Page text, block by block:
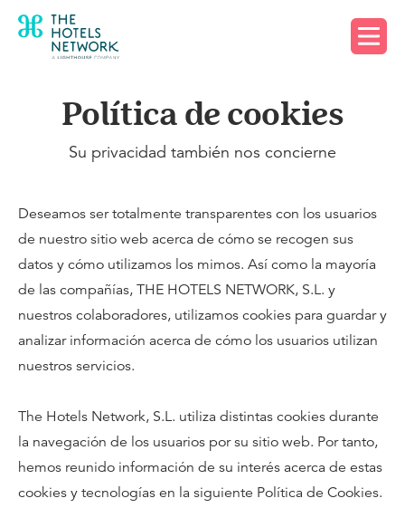
Política de cookies
Su privacidad también nos concierne
Deseamos ser totalmente transparentes con los usuarios
de nuestro sitio web acerca de cómo se recogen sus
datos y cómo utilizamos los mimos. Así como la mayoría
de las compañías, THE HOTELS NETWORK, S.L. y
nuestros colaboradores, utilizamos cookies para guardar y
analizar información acerca de cómo los usuarios utilizan
nuestros servicios.
The Hotels Network, S.L. utiliza distintas cookies durante
la navegación de los usuarios por su sitio web. Por tanto,
hemos reunido información de su interés acerca de estas
cookies y tecnologías en la siguiente Política de Cookies.